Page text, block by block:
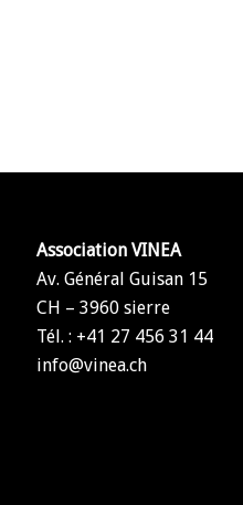
Association VINEA
Av. Général Guisan 15
CH – 3960 sierre
Tél. : +41 27 456 31 44
info@vinea.ch